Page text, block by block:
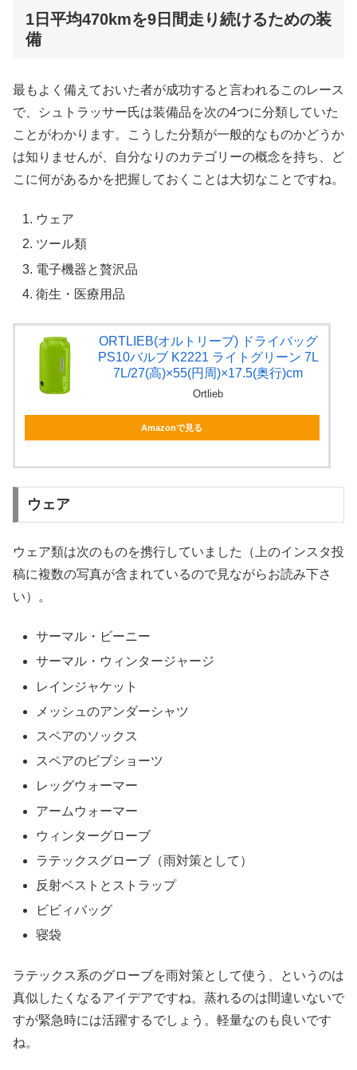
1日平均470kmを9日間走り続けるための装
備
最もよく備えておいた者が成功すると言われるこのレース
で、シュトラッサー氏は装備品を次の4つに分類していた
ことがわかります。こうした分類が一般的なものかどうか
は知りませんが、自分なりのカテゴリーの概念を持ち、ど
こに何があるかを把握しておくことは大切なことですね。
ウェア
ツール類
電子機器と贅沢品
衛生・医療用品
ORTLIEB(オルトリーブ) ドライバッグ
PS10バルブ K2221 ライトグリーン 7L
7L/27(高)×55(円周)×17.5(奥行)cm
Ortlieb
Amazonで見る
ウェア
ウェア類は次のものを携行していました（上のインスタ投
稿に複数の写真が含まれているので見ながらお読み下さ
い）。
サーマル・ビーニー
サーマル・ウィンタージャージ
レインジャケット
メッシュのアンダーシャツ
スペアのソックス
スペアのビブショーツ
レッグウォーマー
アームウォーマー
ウィンターグローブ
ラテックスグローブ（雨対策として）
反射ベストとストラップ
ビビィバッグ
寝袋
ラテックス系のグローブを雨対策として使う、というのは
真似したくなるアイデアですね。蒸れるのは間違いないで
すが緊急時には活躍するでしょう。軽量なのも良いです
ね。